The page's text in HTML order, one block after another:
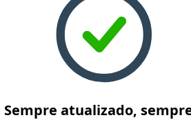
Sempre atualizado,